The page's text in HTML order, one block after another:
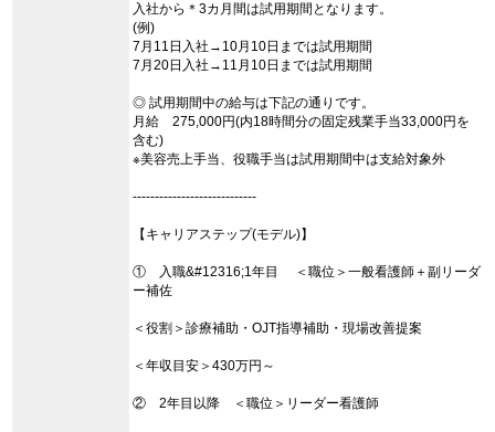
入社から＊3カ月間は試用期間となります。
(例)
7月11日入社→10月10日までは試用期間
7月20日入社→11月10日までは試用期間
◎ 試用期間中の給与は下記の通りです。
月給 275,000円(内18時間分の固定残業手当33,000円を
含む)
※美容売上手当、役職手当は試用期間中は支給対象外
----------------------------
【キャリアステップ(モデル)】
① 入職&#12316;1年目 ＜職位＞一般看護師＋副リーダ
ー補佐
＜役割＞診療補助・OJT指導補助・現場改善提案
＜年収目安＞430万円～
② 2年目以降 ＜職位＞リーダー看護師